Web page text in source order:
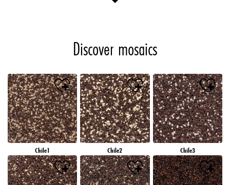
Discover mosaics
Chile1 Chile2 Chile3